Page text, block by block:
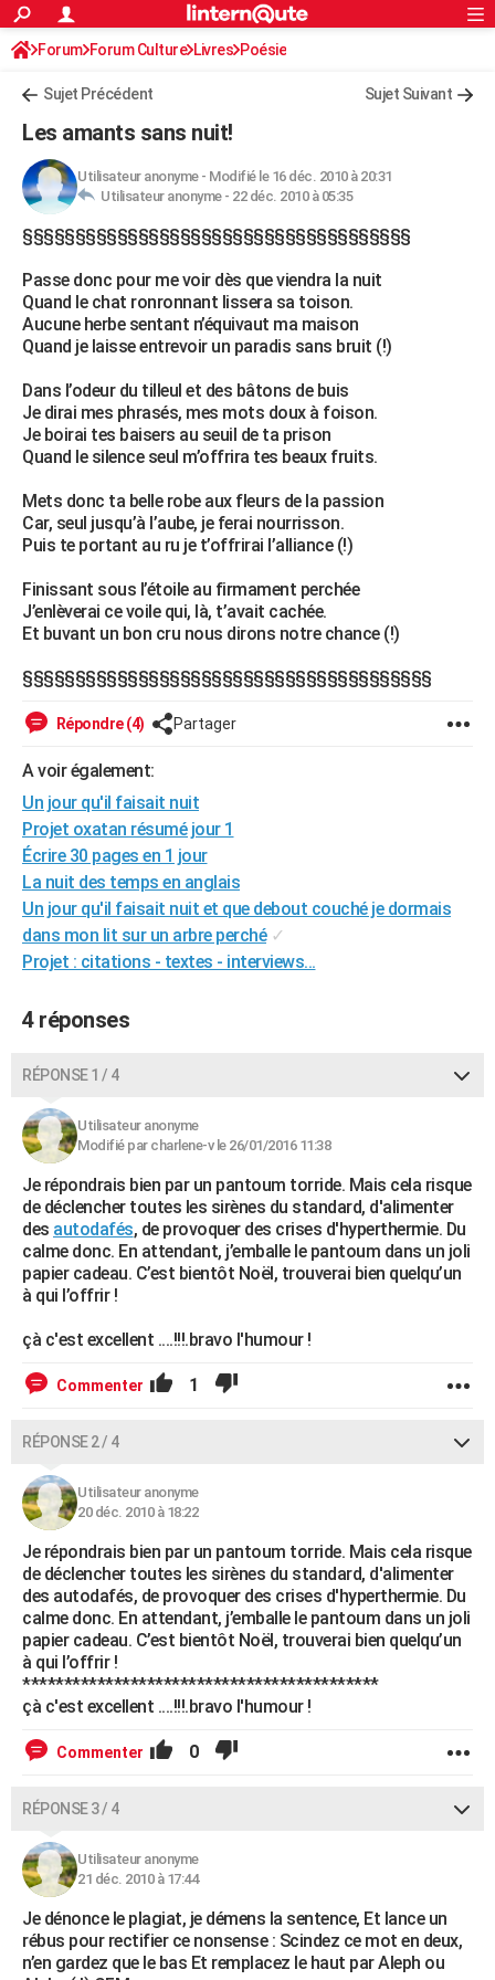
ACTUALITÉS
Politique
Société
Faits Divers
Education
Monde
Villes
+
FINANCE
Retraite
Impôts
Epargne
Immobilier
Risques naturels par ville
Banque
Assurance
Crédit
AUTO
Essais
Réserver un essai
Citadines
Berlines
SUV
Forum auto
+HIGH-TECH
Mobiles
Meilleur smartphone
Internet
Ordinateurs
Jeux vidéo
Guide high-tech
+BRICOLAGE
Forum
Aménagement intérieur
Extérieur
Cuisine
Salle de bains
Jardinage
Rangement
WEEK-END
Guides de France
Escapades
Patrimoine
Expositions
Musées
Week-end nature
+LIFESTYLE
Art de vivre
Bien-être
Loisirs
ModeModes de vie
SANTE
Destinations
City break
Voyage nature
Voyage de noces
Forum
Climat
+PHOTO
BONS PLANS
S'inscrire
Se connecter
Lycées
Collèges
Primaires
Universités
Entreprises
Service militaire
Avis de recherche
AVIS DE DÉCÈS
FORUM
Bricolage
Lifestyle
Culture
Sport
Auto
Television
Voyage
Cinema
S'inscrire
Connexion
Forum Forum Culture Livres Poésie
Sujet Précédent Sujet Suivant
Les amants sans nuit!
Utilisateur anonyme- Modifié le 16 déc. 2010 à 20:31
Utilisateur anonyme - 22 déc. 2010 à 05:35
§§§§§§§§§§§§§§§§§§§§§§§§§§§§§§§§§§§§§
Passe donc pour me voir dès que viendra la nuit
Quand le chat ronronnant lissera sa toison.
Aucune herbe sentant n’équivaut ma maison
Quand je laisse entrevoir un paradis sans bruit (!)
Dans l’odeur du tilleul et des bâtons de buis
Je dirai mes phrasés, mes mots doux à foison.
Je boirai tes baisers au seuil de ta prison
Quand le silence seul m’offrira tes beaux fruits.
Mets donc ta belle robe aux fleurs de la passion
Car, seul jusqu’à l’aube, je ferai nourrisson.
Puis te portant au ru je t’offrirai l’alliance (!)
Finissant sous l’étoile au firmament perchée
J’enlèverai ce voile qui, là, t’avait cachée.
Et buvant un bon cru nous dirons notre chance (!)
§§§§§§§§§§§§§§§§§§§§§§§§§§§§§§§§§§§§§§§
Répondre (4) Partager
A voir également:
Un jour qu'il faisait nuit
Projet oxatan résumé jour 1
Écrire 30 pages en 1 jour
La nuit des temps en anglais
Un jour qu'il faisait nuit et que debout couché je dormais
dans mon lit sur un arbre perché ✓
Projet : citations - textes - interviews...
4 réponses
RÉPONSE 1 / 4
Utilisateur anonyme
Modifié par charlene-v le 26/01/2016 11:38
Je répondrais bien par un pantoum torride. Mais cela risque
de déclencher toutes les sirènes du standard, d'alimenter
des autodafés, de provoquer des crises d'hyperthermie. Du
calme donc. En attendant, j’emballe le pantoum dans un joli
papier cadeau. C’est bientôt Noël, trouverai bien quelqu’un
à qui l’offrir !
çà c'est excellent ....!!!.bravo l'humour !
Commenter 1
RÉPONSE 2 / 4
Utilisateur anonyme
20 déc. 2010 à 18:22
Je répondrais bien par un pantoum torride. Mais cela risque
de déclencher toutes les sirènes du standard, d'alimenter
des autodafés, de provoquer des crises d'hyperthermie. Du
calme donc. En attendant, j’emballe le pantoum dans un joli
papier cadeau. C’est bientôt Noël, trouverai bien quelqu’un
à qui l’offrir !
*******************************************
çà c'est excellent ....!!!.bravo l'humour !
Commenter 0
RÉPONSE 3 / 4
Utilisateur anonyme
21 déc. 2010 à 17:44
Je dénonce le plagiat, je démens la sentence, Et lance un
rébus pour rectifier ce nonsense : Scindez ce mot en deux,
n’en gardez que le bas Et remplacez le haut par Aleph ou